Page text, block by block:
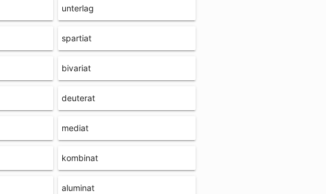
unterlag
spartiat
bivariat
deuterat
mediat
kombinat
aluminat